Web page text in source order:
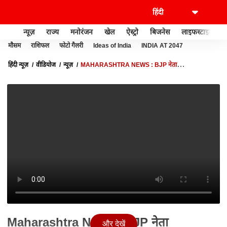
न्यूज़ राज्य मनोरंजन खेल ऐस्ट्रो बिजनेस लाइफस्टाइल
मौसम राशिफल फोटो गैलरी Ideas of India INDIA AT 2047
हिंदी न्यूज़ वीडियोज न्यूज़
MAHARASHTRA NEWS : BJP नेता
प्रतिक्रिया | ABP NEWS
Maharashtra News : BJP नेता
और देखें